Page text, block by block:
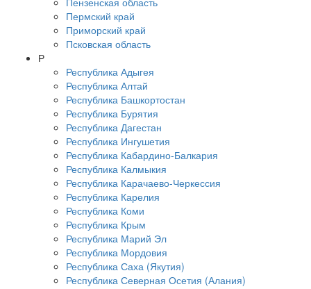
Пермский край
Приморский край
Псковская область
Р
Республика Адыгея
Республика Алтай
Республика Башкортостан
Республика Бурятия
Республика Дагестан
Республика Ингушетия
Республика Кабардино-Балкария
Республика Калмыкия
Республика Карачаево-Черкессия
Республика Карелия
Республика Коми
Республика Крым
Республика Марий Эл
Республика Мордовия
Республика Саха (Якутия)
Республика Северная Осетия (Алания)